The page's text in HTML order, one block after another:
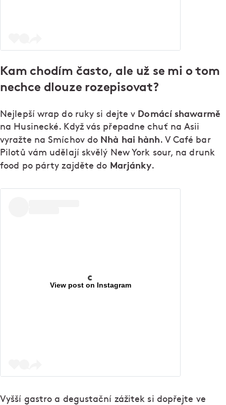
Kam chodím často, ale už se mi o tom
nechce dlouze rozepisovat?
Nejlepší wrap do ruky si dejte v Domácí shawarmě
na Husinecké. Když vás přepadne chuť na Asii
vyražte na Smíchov do Nhà hai hành. V Café bar
Pilotů vám udělají skvělý New York sour, na drunk
food po párty zajděte do Marjánky.
View post on Instagram
Vyšší gastro a degustační zážitek si dopřejte ve